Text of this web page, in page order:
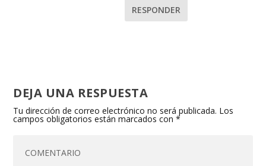
RESPONDER
DEJA UNA RESPUESTA
Tu dirección de correo electrónico no será publicada. Los
campos obligatorios están marcados con*